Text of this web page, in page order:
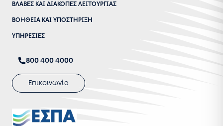
ΒΛΑΒΕΣ ΚΑΙ ΔΙΑΚΟΠΕΣ ΛΕΙΤΟΥΡΓΙΑΣ
ΒΟΗΘΕΙΑ ΚΑΙ ΥΠΟΣΤΗΡΙΞΗ
ΥΠΗΡΕΣΙΕΣ
800 400 4000
Επικοινωνία